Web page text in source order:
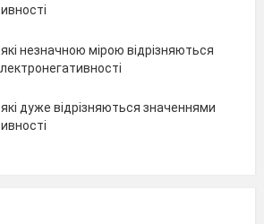
незначною мірою відрізняються
дуже відрізняються значеннями